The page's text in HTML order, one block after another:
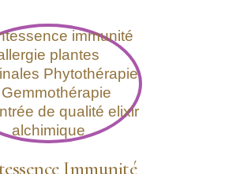
Immunité